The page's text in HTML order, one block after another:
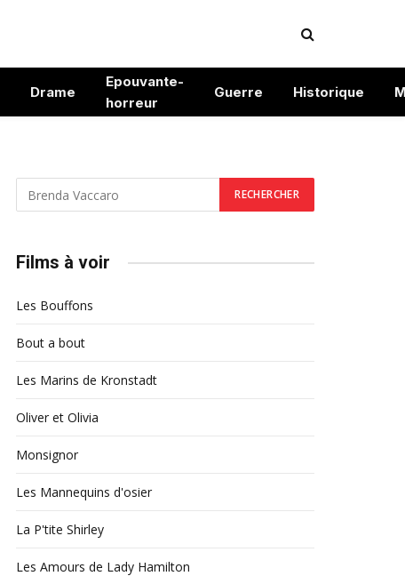
Drame
Epouvante-
horreur
Guerre Historique
Films à voir
Les Bouffons
Bout a bout
Les Marins de Kronstadt
Oliver et Olivia
Monsignor
Les Mannequins d'osier
La P'tite Shirley
Les Amours de Lady Hamilton